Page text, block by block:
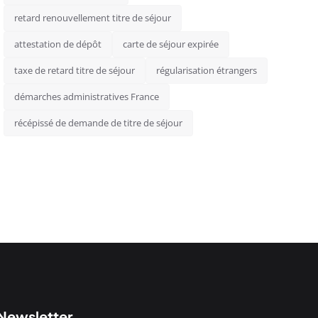
retard renouvellement titre de séjour
attestation de dépôt carte de séjour expirée
taxe de retard titre de séjour régularisation étrangers
démarches administratives France
récépissé de demande de titre de séjour